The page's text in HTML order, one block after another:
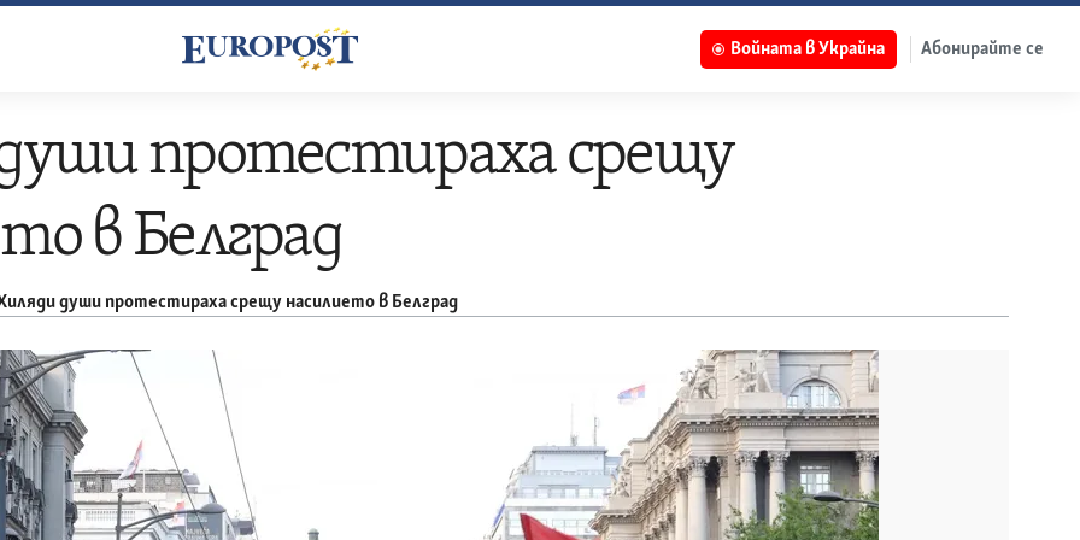
Войната в Украйна Абонирайте се
протестираха срещу
в Белград
души протестираха срещу насилието в Белград